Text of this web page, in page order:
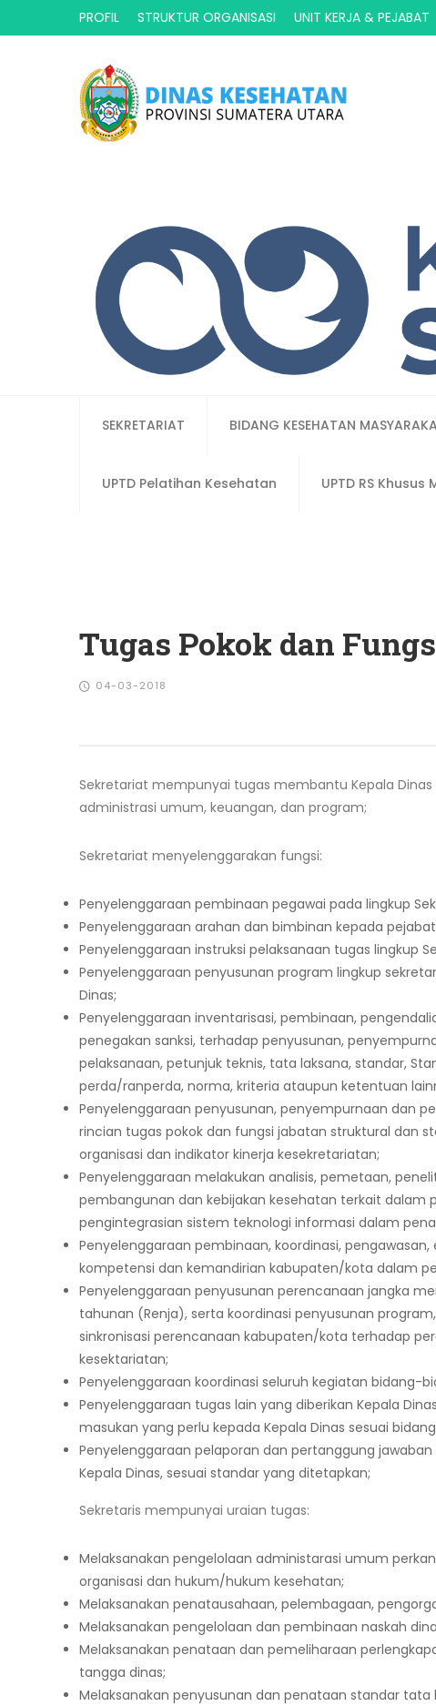
PROFIL STRUKTUR ORGANISASI UNIT KERJA & PEJABAT
SEKRETARIAT BIDANG KESEHATAN
UPTD Pelatihan Kesehatan UPTD RS Khusus
Tugas Pokok dan
04-03-2018
Sekretariat mempunyai tugas membantu Kepala
administrasi umum, keuangan, dan program;
Sekretariat menyelenggarakan fungsi:
Penyelenggaraan pembinaan pegawai pada lingkup
Penyelenggaraan arahan dan bimbinan kepada
Penyelenggaraan instruksi pelaksanaan tugas lingkup
Penyelenggaraan penyusunan program lingkup
Dinas;
Penyelenggaraan inventarisasi, pembinaan,
penegakan sanksi, terhadap penyusunan,
pelaksanaan, petunjuk teknis, tata laksana, standar,
perda/ranperda, norma, kriteria ataupun ketentuan
Penyelenggaraan penyusunan, penyempurnaan dan
rincian tugas pokok dan fungsi jabatan struktural dan
organisasi dan indikator kinerja kesekretariatan;
Penyelenggaraan melakukan analisis, pemetaan,
pembangunan dan kebijakan kesehatan terkait dalam
pengintegrasian sistem teknologi informasi dalam
Penyelenggaraan pembinaan, koordinasi,
kompetensi dan kemandirian kabupaten/kota dalam
Penyelenggaraan penyusunan perencanaan jangka
tahunan (Renja), serta koordinasi penyusunan
sinkronisasi perencanaan kabupaten/kota terhadap
kesektariatan;
Penyelenggaraan koordinasi seluruh kegiatan bidang-
Penyelenggaraan tugas lain yang diberikan Kepala
masukan yang perlu kepada Kepala Dinas sesuai
Penyelenggaraan pelaporan dan pertanggung
Kepala Dinas, sesuai standar yang ditetapkan;
Sekretaris mempunyai uraian tugas:
Melaksanakan pengelolaan administarasi umum
organisasi dan hukum/hukum kesehatan;
Melaksanakan penatausahaan, pelembagaan,
Melaksanakan pengelolaan dan pembinaan naskah
Melaksanakan penataan dan pemeliharaan
tangga dinas;
Melaksanakan penyusunan dan penataan standar